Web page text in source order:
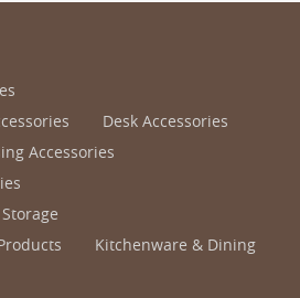
Desk Accessories
Accessories
Kitchenware & Dining